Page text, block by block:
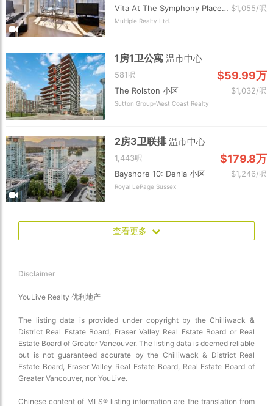
Vita At The Symphony Place 小区 $1,055/呎
Multiple Realty Ltd.
1房1卫公寓温市中心
581呎 $59.99万
The Rolston 小区 $1,032/呎
Sutton Group-West Coast Realty
2房3卫联排温市中心
1,443呎 $179.8万
Bayshore 10: Denia 小区 $1,246/呎
Royal LePage Sussex
查看更多
Disclaimer
YouLive Realty 优利地产
The listing data is provided under copyright by the Chilliwack &
District Real Estate Board, Fraser Valley Real Estate Board or Real
Estate Board of Greater Vancouver. The listing data is deemed reliable
but is not guaranteed accurate by the Chilliwack & District Real
Estate Board, Fraser Valley Real Estate Board, Real Estate Board of
Greater Vancouver, nor YouLive.
Chinese content of MLS® listing information are the translation from